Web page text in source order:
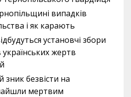
випадків
і як карають
установчі збори
українських жертв
зник безвісти на
мертвим